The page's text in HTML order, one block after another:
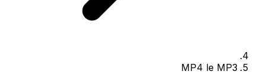
MP4 le MP3